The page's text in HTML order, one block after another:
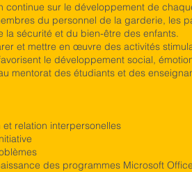
continue sur le développement de
du personnel de la garderie, les
la sécurité et du bien-être des enfants.
et mettre en œuvre des activités
le développement social,
mentorat des étudiants et des
relation interpersonelles
des programmes Microsoft Office